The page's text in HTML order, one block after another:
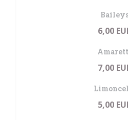
6,00
7,00
5,00